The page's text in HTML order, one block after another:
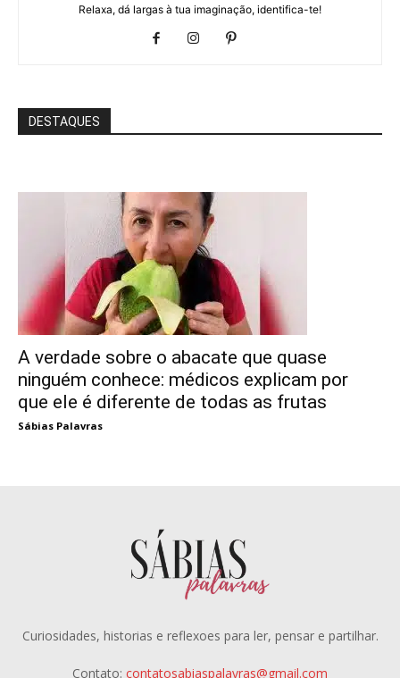
Relaxa, dá largas à tua imaginação, identifica-te!
DESTAQUES
A verdade sobre o abacate que quase
ninguém conhece: médicos explicam por
que ele é diferente de todas as frutas
Sábias Palavras
Curiosidades, historias e reflexoes para ler, pensar e partilhar.
Contato: contatosabiaspalavras@gmail.com